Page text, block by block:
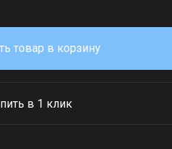
товар в корзину
в 1 клик